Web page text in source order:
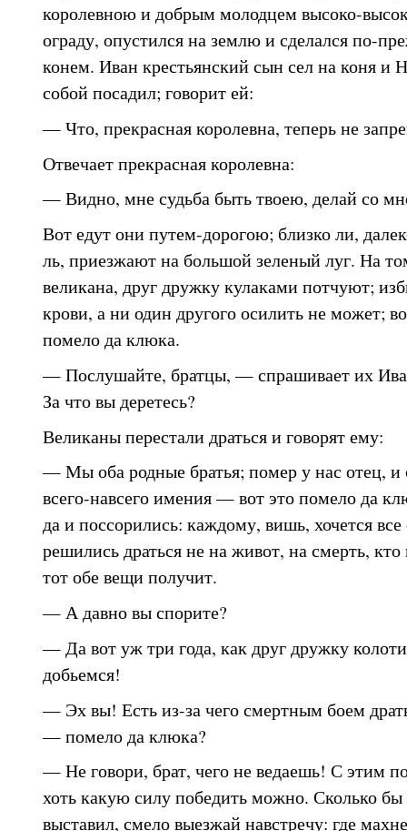
королевною и добрым молодцем высоко-
ограду, опустился на землю и сделался по-
конем. Иван крестьянский сын сел на коня и
собой посадил; говорит ей:
— Что, прекрасная королевна, теперь не
Отвечает прекрасная королевна:
— Видно, мне судьба быть твоею, делай со
Вот едут они путем-дорогою; близко ли,
ль, приезжают на большой зеленый луг. На
великана, друг дружку кулаками потчуют;
крови, а ни один другого осилить не может;
помело да клюка.
— Послушайте, братцы, — спрашивает их
За что вы деретесь?
Великаны перестали драться и говорят ему:
— Мы оба родные братья; помер у нас отец, и
всего-навсего имения — вот это помело да
да и поссорились: каждому, вишь, хочется
решились драться не на живот, на смерть,
тот обе вещи получит.
— А давно вы спорите?
— Да вот уж три года, как друг дружку
добьемся!
— Эх вы! Есть из-за чего смертным боем
— помело да клюка?
— Не говори, брат, чего не ведаешь! С этим
хоть какую силу победить можно. Сколько бы
выставил, смело выезжай навстречу: где